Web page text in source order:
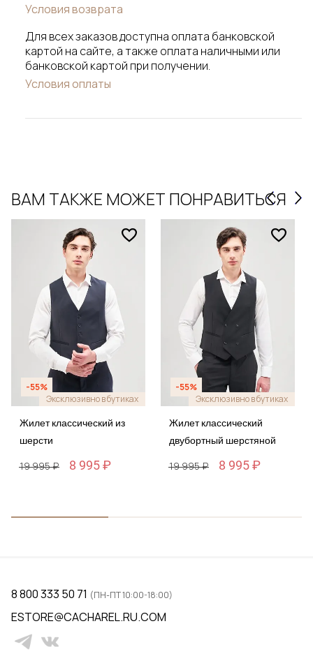
Условия возврата
Для всех заказов доступна оплата банковской
картой на сайте, а также оплата наличными или
банковской картой при получении.
Условия оплаты
ВАМ ТАКЖЕ МОЖЕТ ПОНРАВИТЬСЯ
-55%
Эксклюзивно в бутиках
Жилет классический из
шерсти
19 995 ₽ 8 995 ₽
-55%
Эксклюзивно в бутиках
Жилет классический
двубортный шерстяной
19 995 ₽ 8 995 ₽
8 800 333 50 71 (ПН-ПТ 10:00-18:00)
ESTORE@CACHAREL.RU.COM